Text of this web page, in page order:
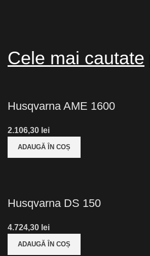
Cele mai cautate
Husqvarna AME 1600
lei
ADAUGĂ ÎN COȘ
Husqvarna DS 150
lei
ADAUGĂ ÎN COȘ